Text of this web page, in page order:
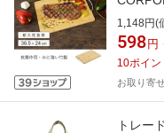
1,148円(
598 円
10ポイン
お取り寄
トレー